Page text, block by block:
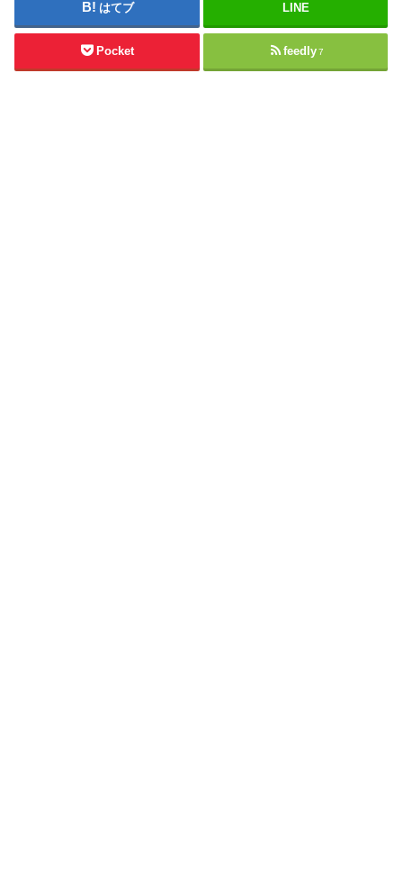
はてブ LINE
Pocket feedly 7